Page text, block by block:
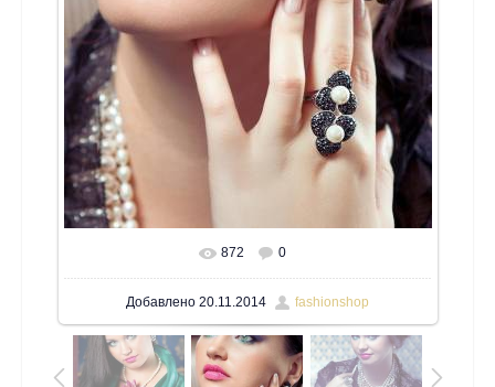
В реальном размере 1067x1600
872 0
Добавлено 20.11.2014 fashionshop